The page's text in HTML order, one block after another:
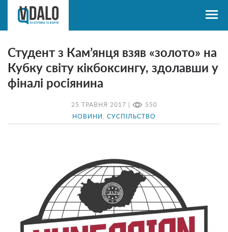
25 ТРАВНЯ 2017 | 550
НОВИНИ СУСПІЛЬСТВО
Студент з Кам’янця взяв «золото» на
Кубку світу кікбоксингу, здолавши у
фіналі росіянина